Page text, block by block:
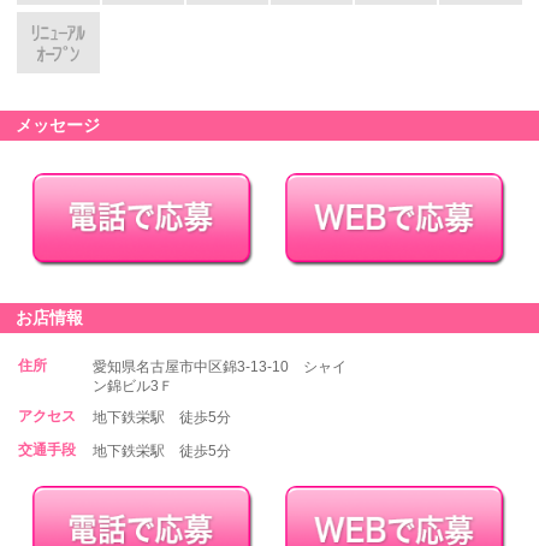
メッセージ
お店情報
住所
愛知県名古屋市中区錦3-13-10 シャイ
ン錦ビル3Ｆ
アクセス
地下鉄栄駅 徒歩5分
交通手段
地下鉄栄駅 徒歩5分